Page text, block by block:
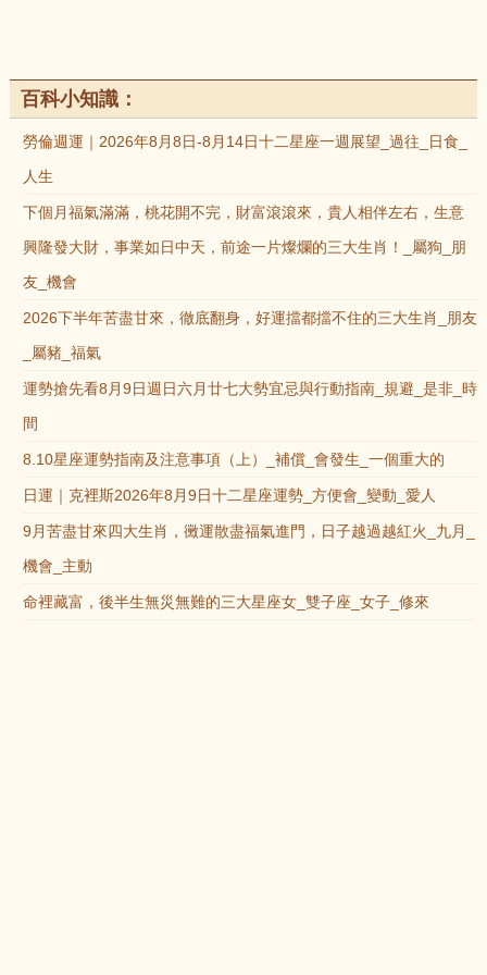
百科小知識：
勞倫週運｜2026年8月8日-8月14日十二星座一週展望_過往_日食_
人生
下個月福氣滿滿，桃花開不完，財富滾滾來，貴人相伴左右，生意
興隆發大財，事業如日中天，前途一片燦爛的三大生肖！_屬狗_朋
友_機會
2026下半年苦盡甘來，徹底翻身，好運擋都擋不住的三大生肖_朋友
_屬豬_福氣
運勢搶先看8月9日週日六月廿七大勢宜忌與行動指南_規避_是非_時
間
8.10星座運勢指南及注意事項（上）_補償_會發生_一個重大的
日運｜克裡斯2026年8月9日十二星座運勢_方便會_變動_愛人
9月苦盡甘來四大生肖，黴運散盡福氣進門，日子越過越紅火_九月_
機會_主動
命裡藏富，後半生無災無難的三大星座女_雙子座_女子_修來